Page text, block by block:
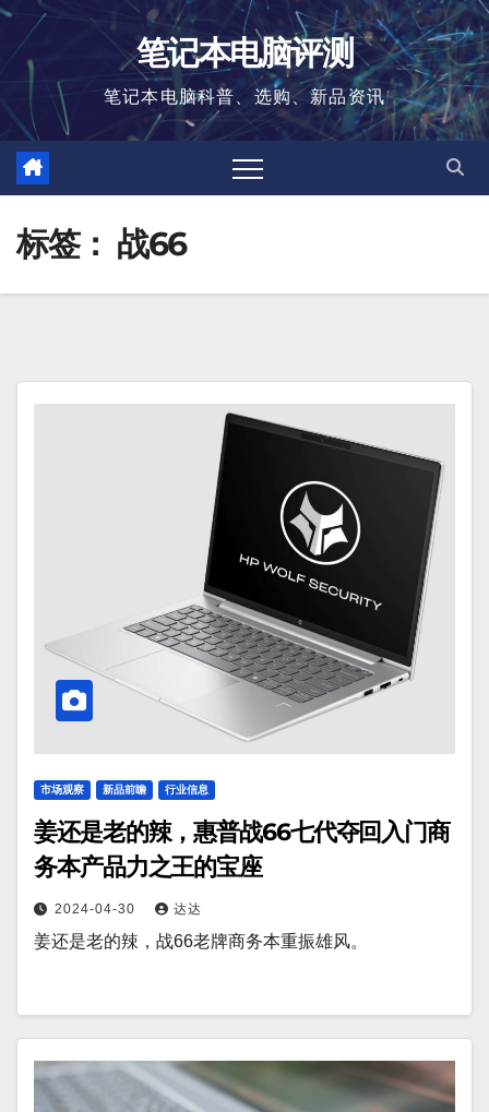
跳
至
笔记本电脑评测
笔记本电脑科普、选购、新品资讯
标签： 战66
市场观察 新品前瞻 行业信息
姜还是老的辣，惠普战66七代夺回入门商
务本产品力之王的宝座
2024-04-30 达达
姜还是老的辣，战66老牌商务本重振雄风。